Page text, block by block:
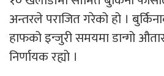
अन्तरले पराजित गरेको हो ।
हाफको इन्जुरी समयमा डान्गो
निर्णायक रह्यो ।